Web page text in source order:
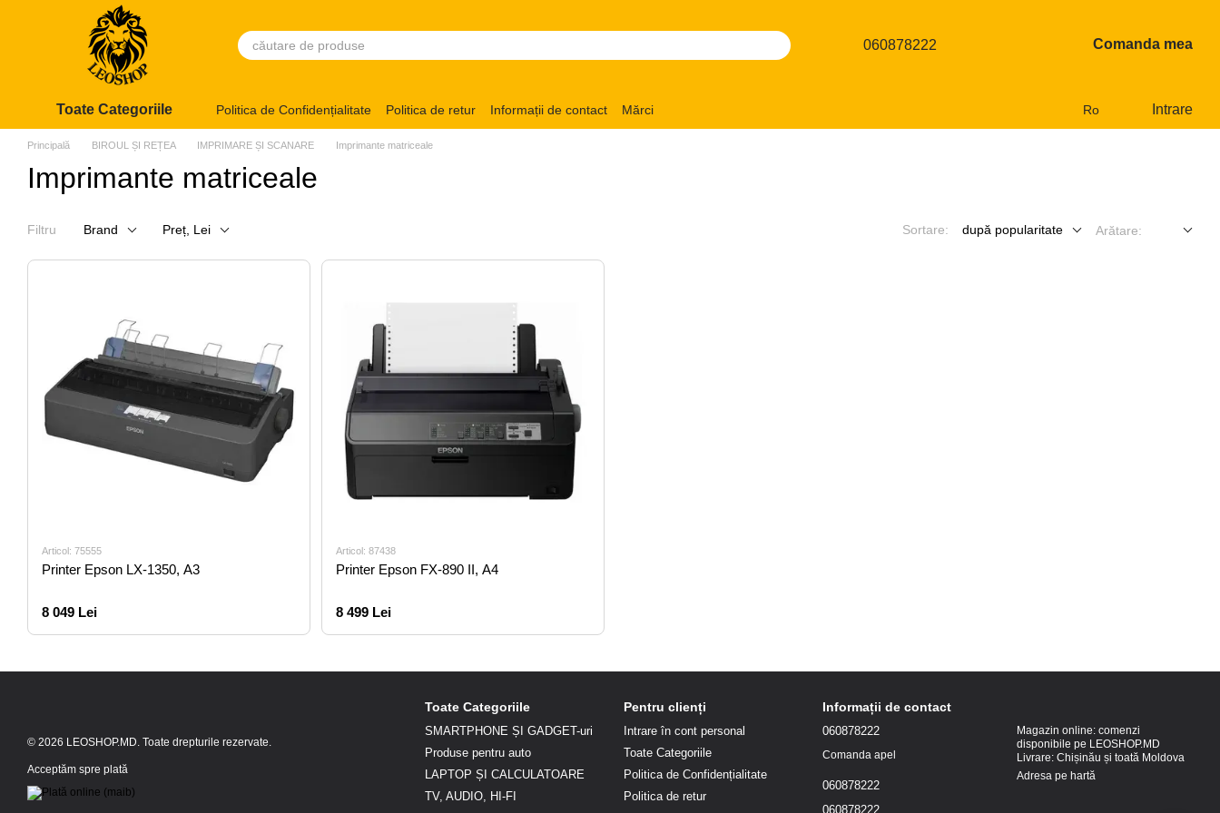
Mergi la conținutul principal
060878222 Comanda mea
Toate Categoriile Politica de Confidențialitate Politica de retur Informații de contact Mărci Ro Intrare
Principală BIROUL ȘI REȚEA IMPRIMARE ȘI SCANARE Imprimante matriceale
Imprimante matriceale
Filtru Brand Preț, Lei Sortare: după popularitate Arătare:
Articol: 75555
Printer Epson LX-1350, A3
8 049 Lei
Articol: 87438
Printer Epson FX-890 II, A4
8 499 Lei
© 2026 LEOSHOP.MD. Toate drepturile rezervate.
Acceptăm spre plată
Toate Categoriile
SMARTPHONE ȘI GADGET-uri
Produse pentru auto
LAPTOP ȘI CALCULATOARE
TV, AUDIO, HI-FI
Pentru clienți
Intrare în cont personal
Toate Categoriile
Politica de Confidențialitate
Politica de retur
Informații de contact
060878222
Comanda apel
060878222
060878222
Magazin online: comenzi
disponibile pe LEOSHOP.MD
Livrare: Chișinău și toată Moldova
Adresa pe hartă